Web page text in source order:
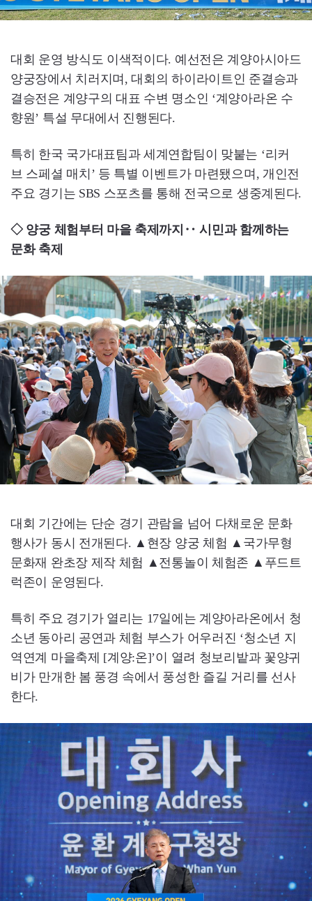
대회 운영 방식도 이색적이다. 예선전은 계양아시아드
양궁장에서 치러지며, 대회의 하이라이트인 준결승과
결승전은 계양구의 대표 수변 명소인 ‘계양아라온 수
향원’ 특설 무대에서 진행된다.
특히 한국 국가대표팀과 세계연합팀이 맞붙는 ‘리커
브 스페셜 매치’ 등 특별 이벤트가 마련됐으며, 개인전
주요 경기는 SBS 스포츠를 통해 전국으로 생중계된다.
◇ 양궁 체험부터 마을 축제까지‥ 시민과 함께하는
문화 축제
대회 기간에는 단순 경기 관람을 넘어 다채로운 문화
행사가 동시 전개된다. ▲현장 양궁 체험 ▲국가무형
문화재 완초장 제작 체험 ▲전통놀이 체험존 ▲푸드트
럭존이 운영된다.
특히 주요 경기가 열리는 17일에는 계양아라온에서 청
소년 동아리 공연과 체험 부스가 어우러진 ‘청소년 지
역연계 마을축제 [계양:온]’이 열려 청보리밭과 꽃양귀
비가 만개한 봄 풍경 속에서 풍성한 즐길 거리를 선사
한다.